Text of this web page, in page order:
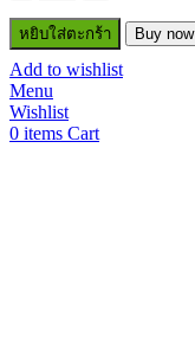
OSUKA
เซ็ต
Combo
รวม
งาน
หยิบใส่ตะกร้า Buy now
Add to wishlist
Menu
Wishlist
0 items Cart